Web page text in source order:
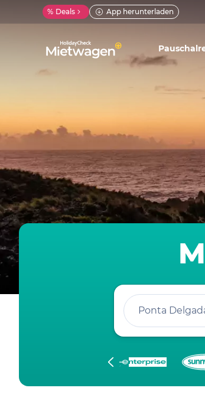
% Deals App herunterladen